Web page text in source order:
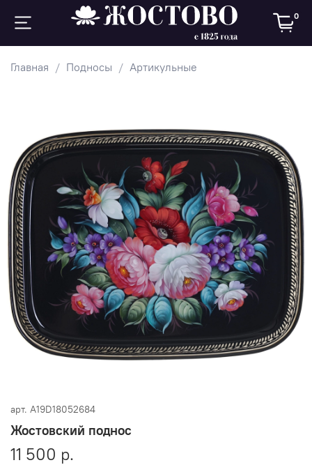
0
Главная Подносы Артикульные
арт. A19D18052684
Жостовский поднос
11 500 р.